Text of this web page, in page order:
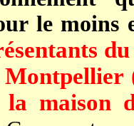
le moins
la maison